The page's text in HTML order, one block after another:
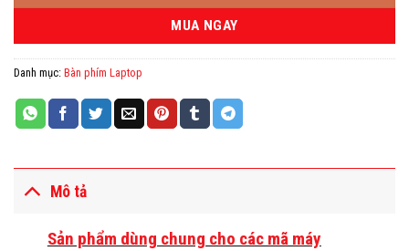
MUA NGAY
Danh mục: Bàn phím Laptop
Mô tả
Sản phẩm dùng chung cho các mã máy